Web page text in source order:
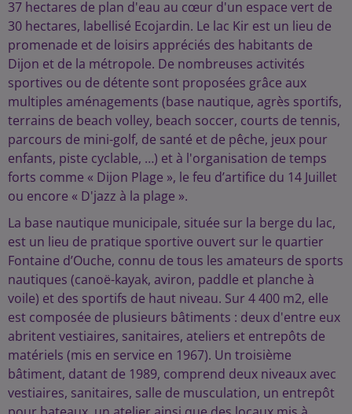
37 hectares de plan d'eau au cœur d'un espace vert de
30 hectares, labellisé Ecojardin. Le lac Kir est un lieu de
promenade et de loisirs appréciés des habitants de
Dijon et de la métropole. De nombreuses activités
sportives ou de détente sont proposées grâce aux
multiples aménagements (base nautique, agrès sportifs,
terrains de beach volley, beach soccer, courts de tennis,
parcours de mini-golf, de santé et de pêche, jeux pour
enfants, piste cyclable, …) et à l'organisation de temps
forts comme « Dijon Plage », le feu d’artifice du 14 Juillet
ou encore « D'jazz à la plage ».
La base nautique municipale, située sur la berge du lac,
est un lieu de pratique sportive ouvert sur le quartier
Fontaine d’Ouche, connu de tous les amateurs de sports
nautiques (canoë-kayak, aviron, paddle et planche à
voile) et des sportifs de haut niveau. Sur 4 400 m2, elle
est composée de plusieurs bâtiments : deux d'entre eux
abritent vestiaires, sanitaires, ateliers et entrepôts de
matériels (mis en service en 1967). Un troisième
bâtiment, datant de 1989, comprend deux niveaux avec
vestiaires, sanitaires, salle de musculation, un entrepôt